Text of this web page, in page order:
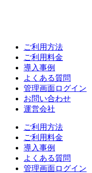
ご利用方法
ご利用料金
導入事例
よくある質問
管理画面ログイン
お問い合わせ
運営会社
ご利用方法
ご利用料金
導入事例
よくある質問
管理画面ログイン